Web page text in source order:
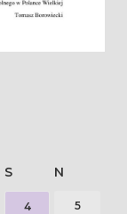
S N
4 5